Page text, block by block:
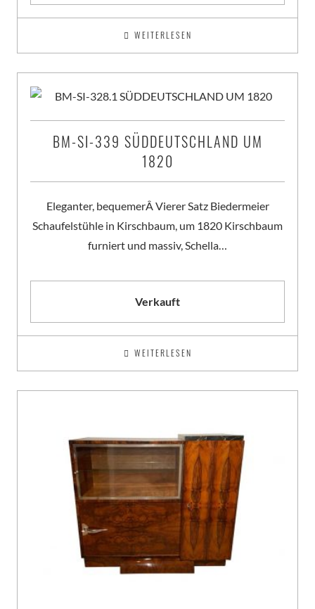
WEITERLESEN
BM-SI-339 SÜDDEUTSCHLAND UM
1820
Eleganter, bequemerÂ Vierer Satz Biedermeier
Schaufelstühle in Kirschbaum, um 1820 Kirschbaum
furniert und massiv, Schella…
Verkauft
WEITERLESEN